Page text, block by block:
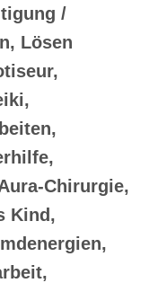
/
Lösen
Chirurgie,
Kind,